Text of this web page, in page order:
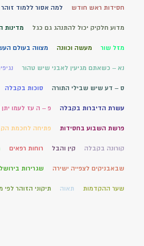
חסידות ראש חודש למה אסור ללמוד זוהר
מדוע חלקיק יכול להתנהג גם כגל מדינות
מזל שור מעשה וכוונה מצווה בעולם
נא – כשאתם מגיעין לאבני שיש טהור
ס – דע שיש שבילי התורה סוכות בקבלה
עשרת הדיברות בקבלה פ – ה עז לעמו
פרשת השבוע בחסידות פתיחה לחכמת
קורונה בקבלה קין והבל רוחות רפאים
שבאבניקים לצפייה ישירה שגרירות
שער ההקדמות תאוה תיקוני הזוהר לפי